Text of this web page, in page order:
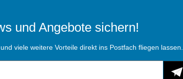
und Angebote sichern!
viele weitere Vorteile direkt ins Postfach fliegen lassen.